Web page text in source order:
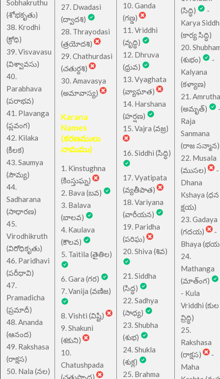
Sobhakruthu
(శోభకృతు)
38. Krodhi
(క్రోధి)
39. Visvavasu
(విశ్వావసు)
40.
Parabhava
(పరాభవ)
41. Plavanga
(ప్లవంగ)
42. Kilaka
(కీలక)
43. Saumya
(సౌమ్య)
44.
Sadharana
(సాధారణ)
45.
Virodhikruth
(విరోధికృతు)
46. Paridhavi
(పరీధావి)
47.
Pramadicha
(ప్రమాదీ)
48. Ananda
(ఆనంద)
49. Rakshasa
(రాక్షస)
50. Nala (నల)
27. Dwadasi
(ద్వాదశి)
28. Thrayodasi
(త్రయోదశి)
29. Chathurdasi
(చతుర్దశి)
30. Amavasya
(అమావాస్య)
Karana
Names
(కరణములు
నామము)
1. Kinstughna
(కింస్తుఘ్న)
2. Bava (బవ)
3. Balava
(బాలవ)
4. Kaulava
(కౌలవ)
5. Taitila (తైతిల)
6. Gara (గర)
7. Vanija (వణిజ)
8. Vishti (విష్టి)
9. Shakuni
(శకుని)
10.
Chatushpada
(చతుష్పాద)
10. Ganda
(గణ్డ)
11. Vriddhi
(వృద్ధి)
12. Dhruva
(ధ్రువ)
13. Vyaghata
(వ్యాఘాత)
14. Harshana
(హర్షణ)
15. Vajra (వజ్ర)
16. Siddhi (సిద్ధి)
17. Vyatipata
(వ్యతీపాత)
18. Variyana
(వారీయన)
19. Paridha
(పరిఘ)
20. Shiva (శివ)
21. Siddha
(సిద్ధ)
22. Sadhya
(సాధ్య)
23. Shubha
(శుభ)
24. Shukla
(శుక్ల)
25. Brahma
(సిద్ధి)
-
Karya
(కార్య సిద్ధి)
20.
(శుభం)
-
Kalyana
(కళ్యాణ)
21. Amrutha
(అమృత్)
Raja
Sanmana
(రాజ సన్మాన)
22. Musala
(ముసల)
-
Dhana
Kshaya (ధన
క్షయ)
23. Gadaya
(గదయ)
-
Bhaya
24.
Mathanga
(మాత్ంగ)
- Kula
Vriddhi (కుల
వ్రిద్ధి)
25.
Rakshasa
(రాక్షస)
-
Maha